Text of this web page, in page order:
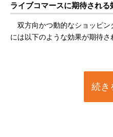
ライブコマースに期待される
双方向かつ動的なショッピン
には以下のような効果が期待さ
続き